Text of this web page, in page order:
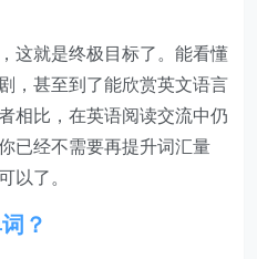
这就是终极目标了。能看懂
，甚至到了能欣赏英文语言
相比，在英语阅读交流中仍
已经不需要再提升词汇量
以了。
？